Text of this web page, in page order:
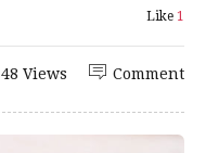
Like 1
Comment
48 Views